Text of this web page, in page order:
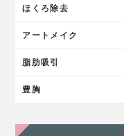
ほくろ除去
アートメイク
脂肪吸引
豊胸